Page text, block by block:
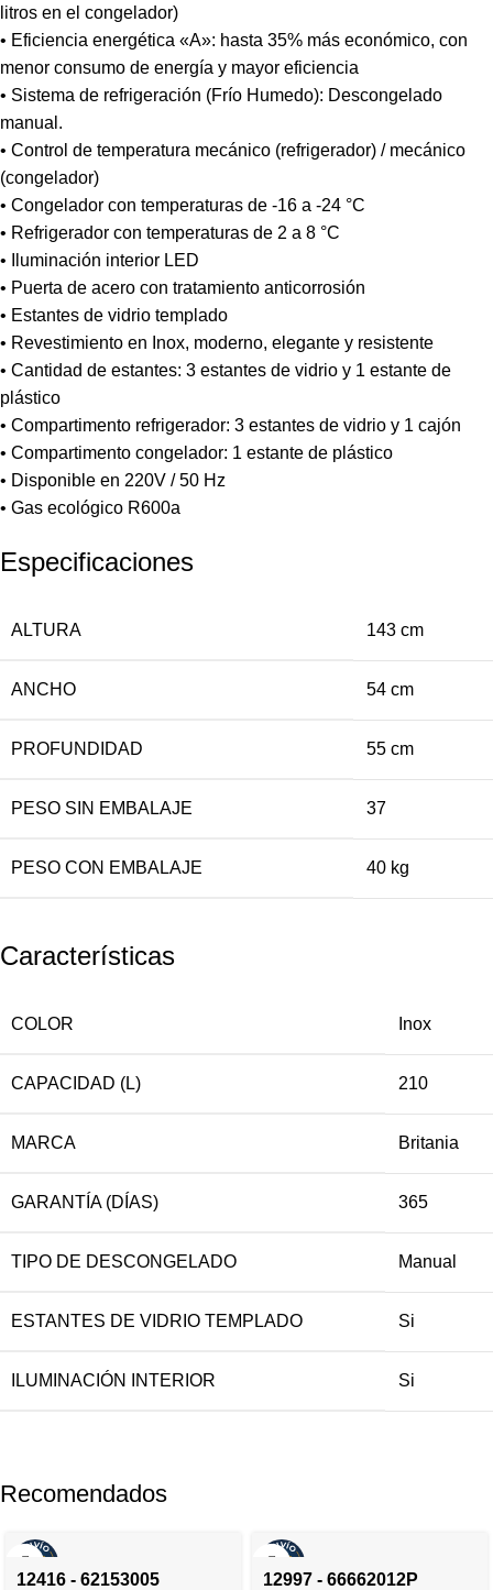
litros en el congelador)
• Eficiencia energética «A»: hasta 35% más económico, con
menor consumo de energía y mayor eficiencia
• Sistema de refrigeración (Frío Humedo): Descongelado
manual.
• Control de temperatura mecánico (refrigerador) / mecánico
(congelador)
• Congelador con temperaturas de -16 a -24 °C
• Refrigerador con temperaturas de 2 a 8 °C
• Iluminación interior LED
• Puerta de acero con tratamiento anticorrosión
• Estantes de vidrio templado
• Revestimiento en Inox, moderno, elegante y resistente
• Cantidad de estantes: 3 estantes de vidrio y 1 estante de
plástico
• Compartimento refrigerador: 3 estantes de vidrio y 1 cajón
• Compartimento congelador: 1 estante de plástico
• Disponible en 220V / 50 Hz
• Gas ecológico R600a
Especificaciones
ALTURA 143 cm
ANCHO 54 cm
PROFUNDIDAD 55 cm
PESO SIN EMBALAJE 37
PESO CON EMBALAJE 40 kg
Características
COLOR Inox
CAPACIDAD (L) 210
MARCA Britania
GARANTÍA (DÍAS) 365
TIPO DE DESCONGELADO Manual
ESTANTES DE VIDRIO TEMPLADO Si
ILUMINACIÓN INTERIOR Si
Recomendados
12416 - 62153005
12997 - 66662012P